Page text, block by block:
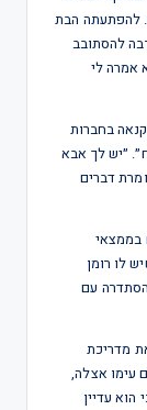
להפתעתה הבת
להסתובב
אמרה לי
בחברות
״יש לך אבא
דברים
בממצאי
לו רומן
הסתדרה עם
מדריכת
עימו אצלה,
עדיין